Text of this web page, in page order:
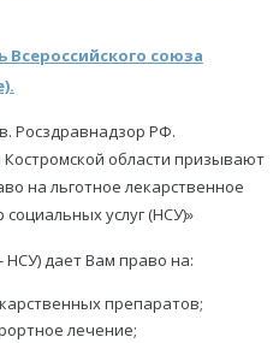
союза
Росздравнадзор РФ.
области призывают
на льготное лекарственное
услуг (НСУ)»
НСУ) дает Вам право на:
препаратов;
лечение;